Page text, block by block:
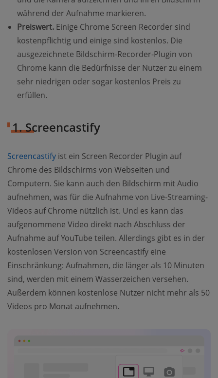
während der Aufnahme markieren.
Preiswert. Einige Chrome Screen Recorder sind
kostenpflichtig und einige sind kostenlos. Die
ausgezeichnete Bildschirm-Recorder-Plugin von
Chrome kann die Bedürfnisse der Nutzer zu einem
sehr niedrigen oder sogar kostenlos Preis zu
erfüllen.
1. Screencastify
Screencastify ist ein Screen Recorder Plugin auf
Chrome des Bildschirms von Webseiten und
Computern. Sie kann auch den Bildschirm mit Audio
aufnehmen, was für die Aufnahme von Live-Streaming-
Videos auf Chrome nützlich ist. Und es kann das
aufgenommene Video direkt nach Abschluss der
Aufnahme auf YouTube teilen. Allerdings gibt es in der
kostenlosen Version von Screencastify eine
Einschränkung: Aufnahmen, die länger als 10 Minuten
sind, werden mit einem Wasserzeichen versehen.
Außerdem können kostenlose Nutzer nicht mehr als 50
Videos pro Monat aufnehmen.